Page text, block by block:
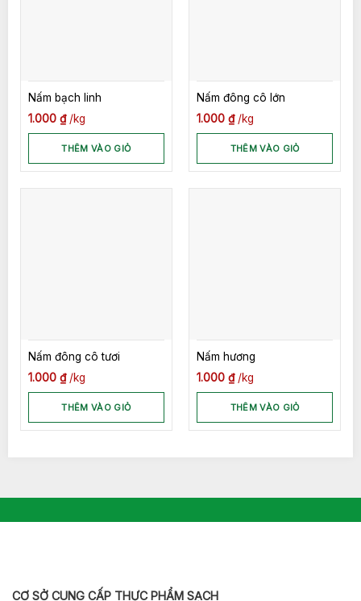
Nấm bạch linh
1.000 ₫ kg
THÊM VÀO GIỎ
Nấm đông cô lớn
1.000 ₫ kg
THÊM VÀO GIỎ
Nấm đông cô tươi
1.000 ₫ kg
THÊM VÀO GIỎ
Nấm hương
1.000 ₫ kg
THÊM VÀO GIỎ
CƠ SỞ CUNG CẤP THỰC PHẨM SẠCH